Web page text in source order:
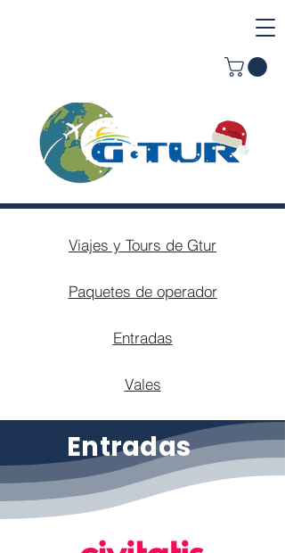
Viajes y Tours de Gtur
Paquetes de operador
Entradas
Vales
Entradas